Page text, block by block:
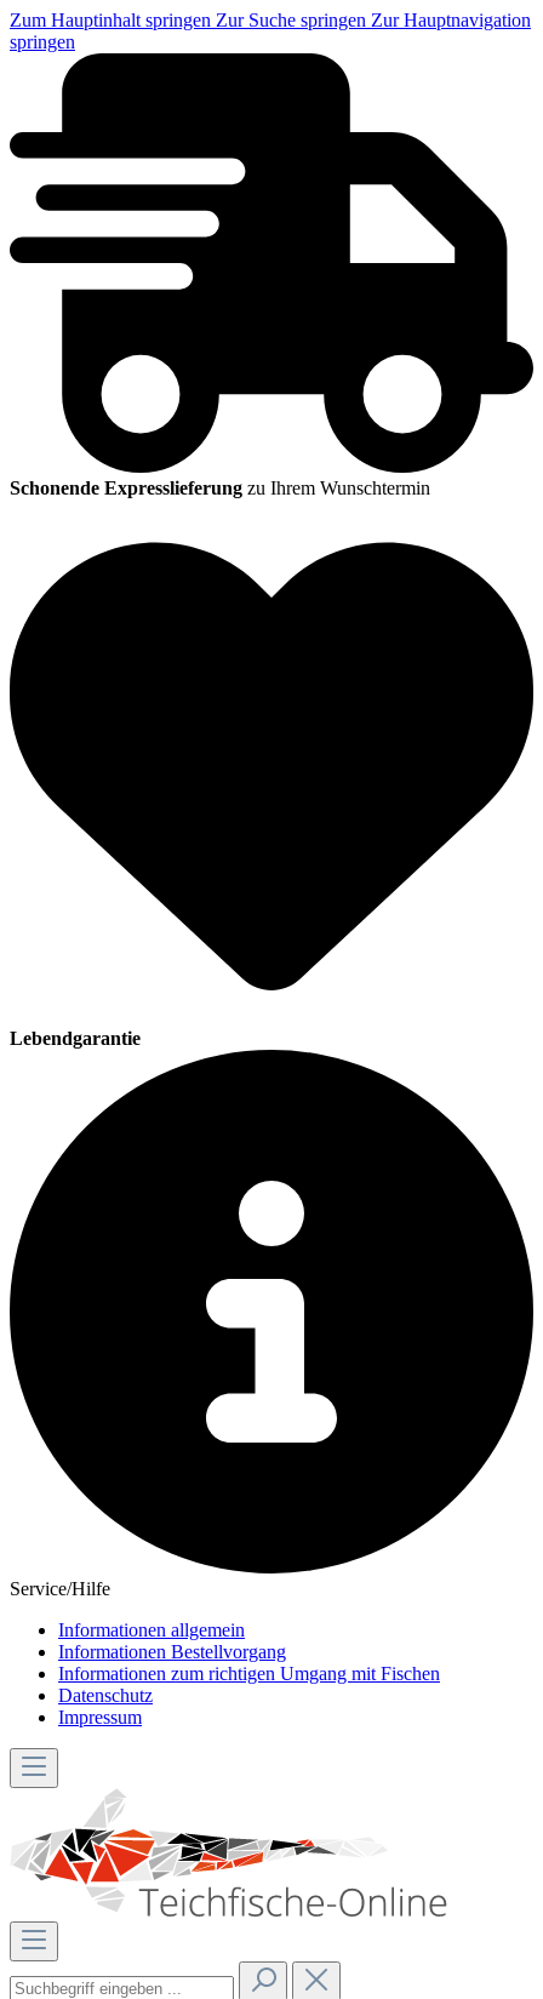
Zum Hauptinhalt springen Zur Suche springen Zur Hauptnavigation
springen
Schonende Expresslieferung zu Ihrem Wunschtermin
Lebendgarantie
Service/Hilfe
Informationen allgemein
Informationen Bestellvorgang
Informationen zum richtigen Umgang mit Fischen
Datenschutz
Impressum